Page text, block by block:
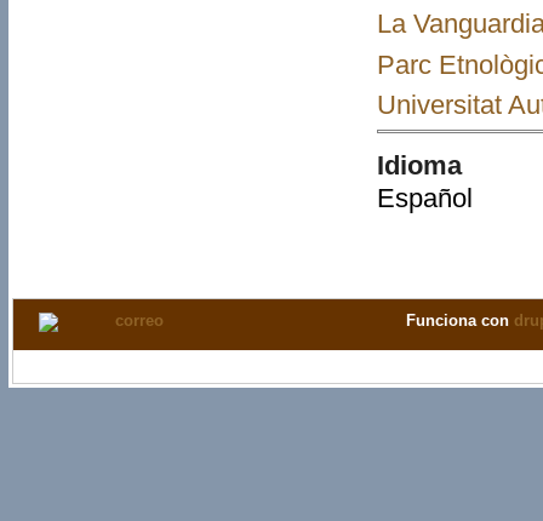
La
Parc
Universitat
Idioma
Español
Funciona con